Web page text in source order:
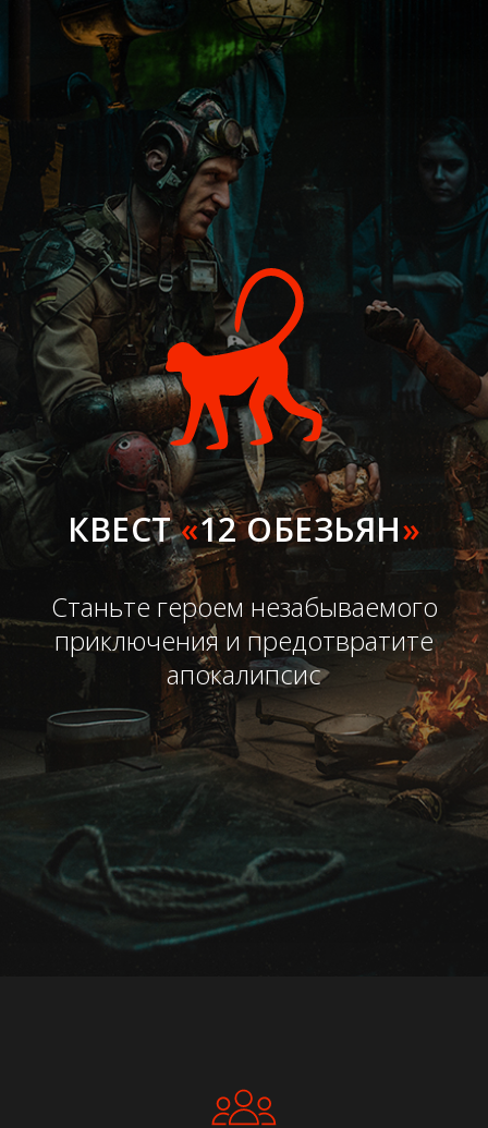
КВЕСТ«12 ОБЕЗЬЯН»
Станьте героем незабываемого
приключения и предотвратите
апокалипсис